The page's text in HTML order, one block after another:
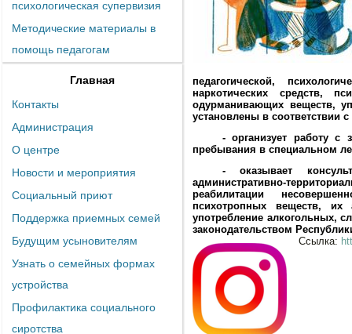
психологическая супервизия
Методические материалы в
помощь педагогам
Главная
Контакты
Администрация
О центре
Новости и мероприятия
Социальный приют
Поддержка приемных семей
Будущим усыновителям
Узнать о семейных формах
устройства
Профилактика социального
сиротства
педагогической,
наркотических средств,
одурманивающих веществ,
установлены в соответствии
- организует работу с
пребывания в специальном
- оказывает
административно-
реабилитации
психотропных веществ, их
употребление алкогольных,
законодательством
Ссылка: